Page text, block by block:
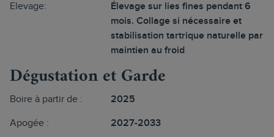
Elevage:
Élevage sur lies fines pendant 6
mois. Collage si nécessaire et
stabilisation tartrique naturelle par
maintien au froid
Dégustation et Garde
Boire à partir de : 2025
Apogée : 2027-2033